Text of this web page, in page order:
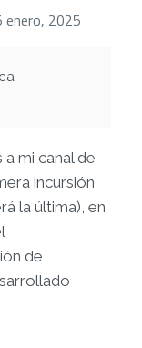
enero, 2025
mi canal de
incursión
la última), en
de